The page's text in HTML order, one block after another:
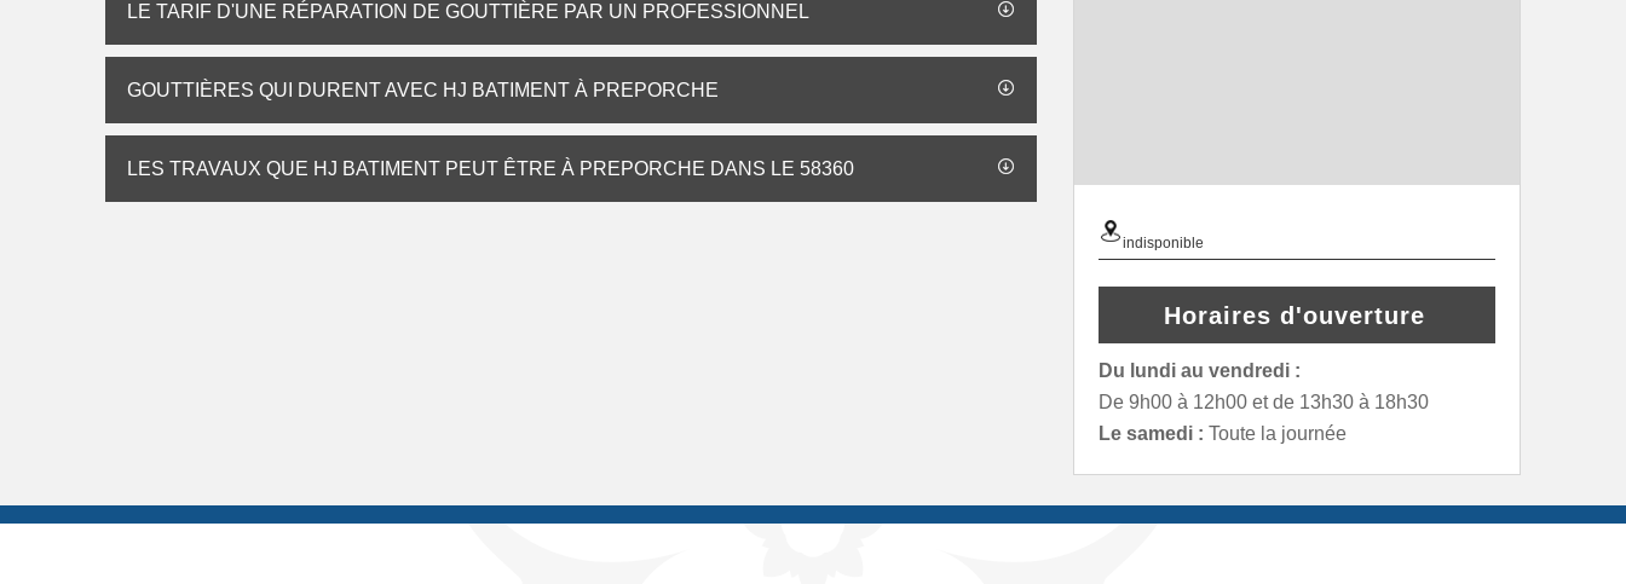
LE TARIF D'UNE RÉPARATION DE GOUTTIÈRE PAR UN PROFESSIONNEL
GOUTTIÈRES QUI DURENT AVEC HJ BATIMENT À PREPORCHE
LES TRAVAUX QUE HJ BATIMENT PEUT ÊTRE À PREPORCHE DANS LE 58360
indisponible
Horaires d'ouverture
Du lundi au vendredi :
De 9h00 à 12h00 et de 13h30 à 18h30
Le samedi : Toute la journée